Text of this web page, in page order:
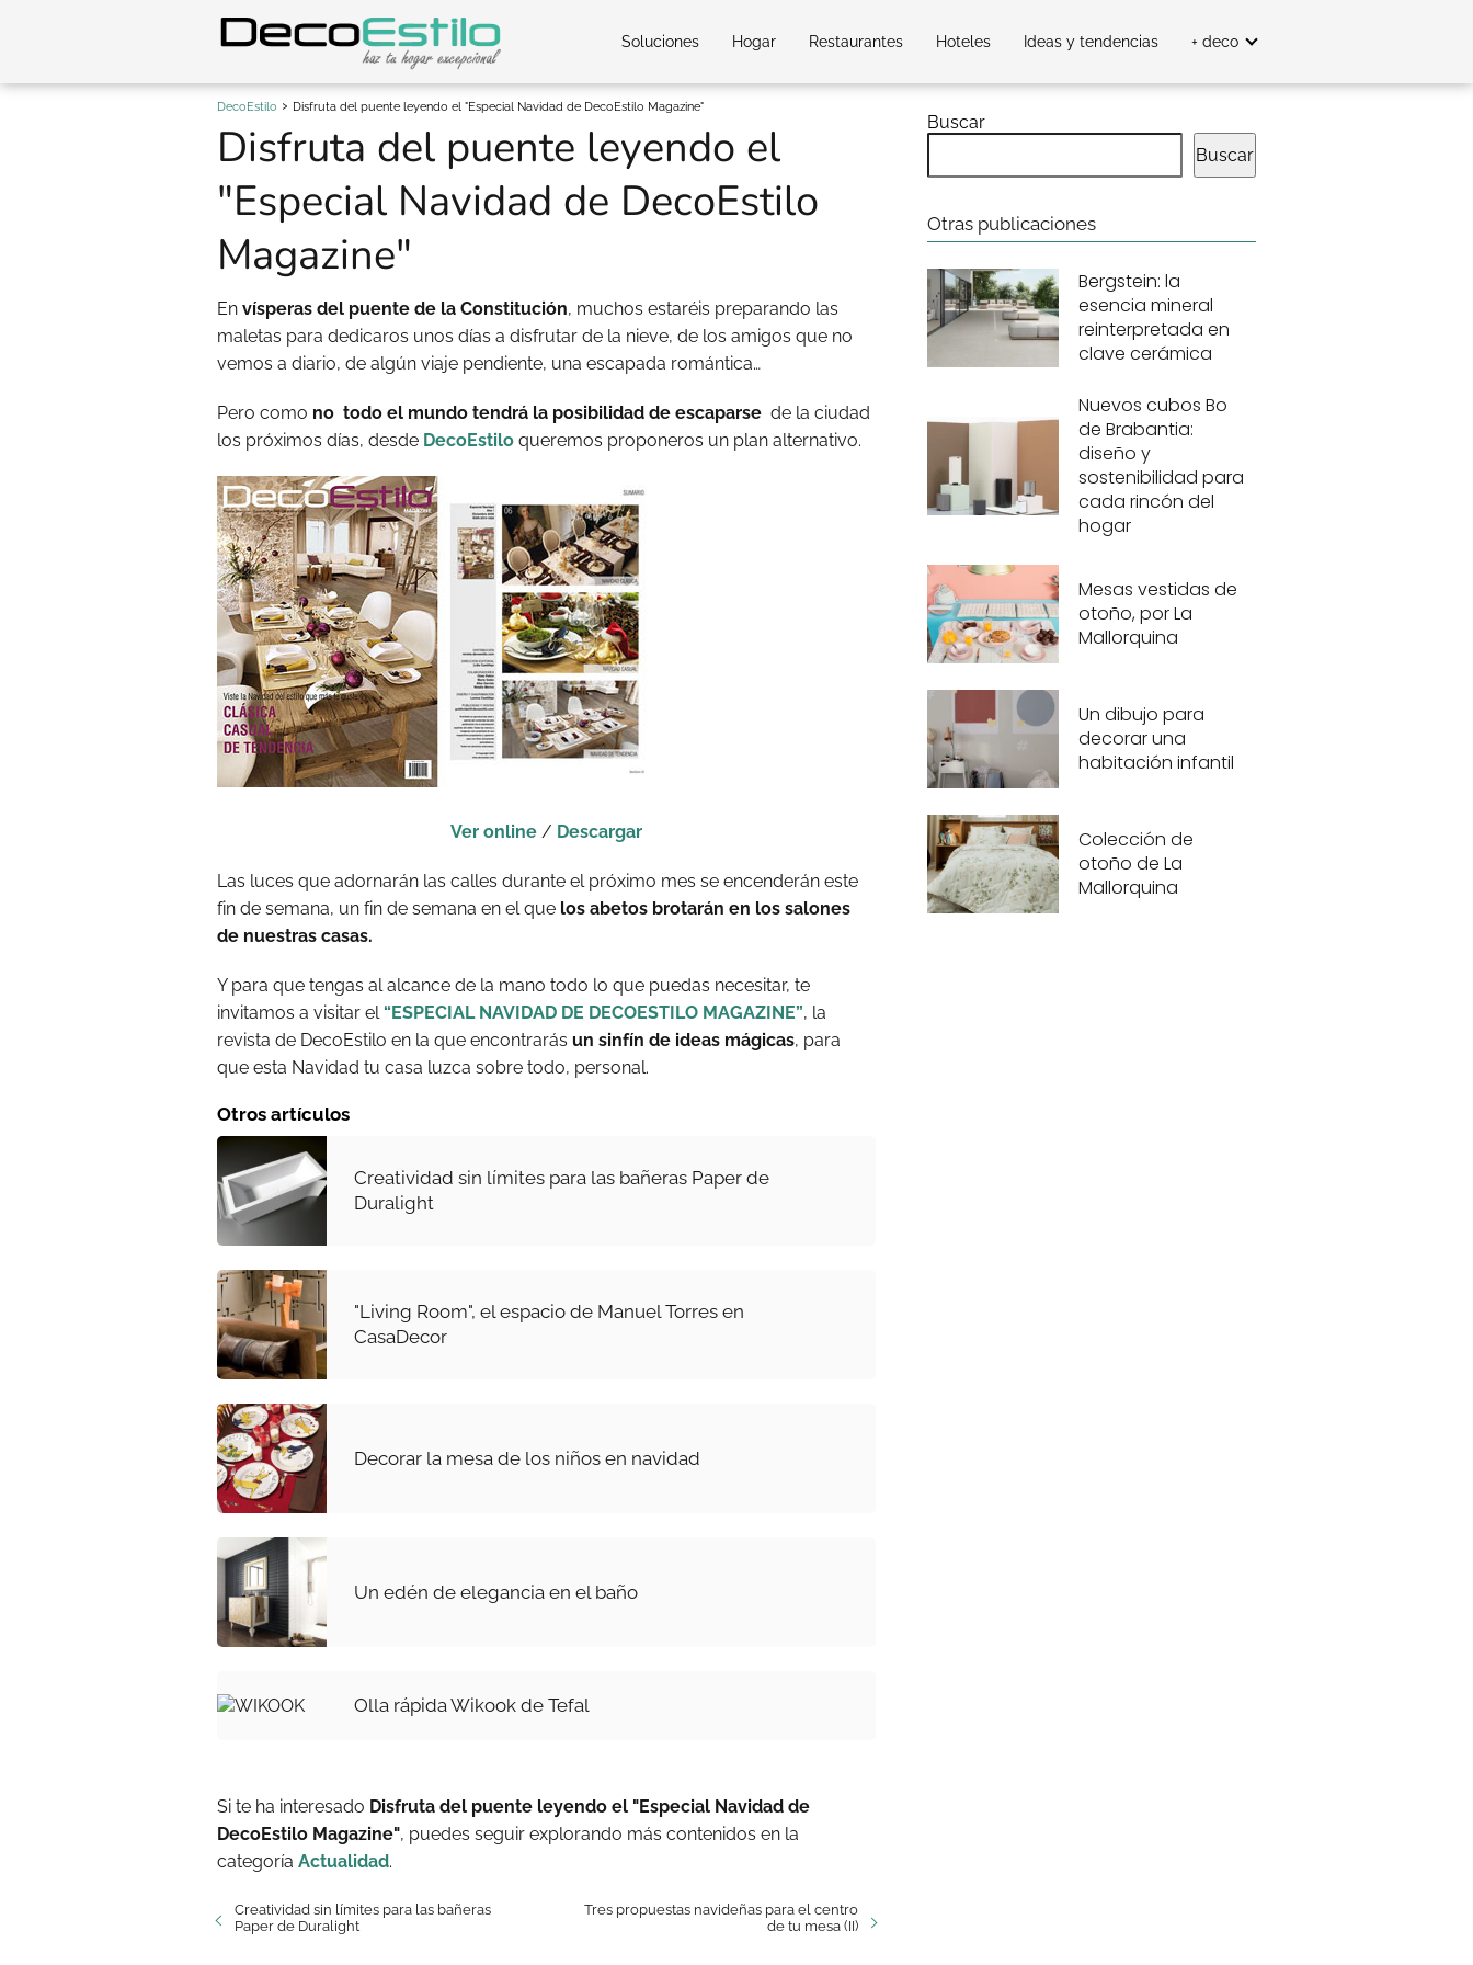
Soluciones Hogar Restaurantes Hoteles Ideas y tendencias + deco
DecoEstilo Disfruta del puente leyendo el "Especial Navidad de DecoEstilo Magazine"
Disfruta del puente leyendo el
"Especial Navidad de DecoEstilo
Magazine"
En vísperas del puente de la Constitución, muchos estaréis preparando las
maletas para dedicaros unos días a disfrutar de la nieve, de los amigos que no
vemos a diario, de algún viaje pendiente, una escapada romántica…
Pero como no todo el mundo tendrá la posibilidad de escaparse de la ciudad
los próximos días, desde DecoEstilo queremos proponeros un plan alternativo.
Ver online / Descargar
Las luces que adornarán las calles durante el próximo mes se encenderán este
fin de semana, un fin de semana en el que los abetos brotarán en los salones
de nuestras casas.
Y para que tengas al alcance de la mano todo lo que puedas necesitar, te
invitamos a visitar el “ESPECIAL NAVIDAD DE DECOESTILO MAGAZINE”, la
revista de DecoEstilo en la que encontrarás un sinfín de ideas mágicas, para
que esta Navidad tu casa luzca sobre todo, personal.
Otros artículos
Creatividad sin límites para las bañeras Paper de
Duralight
"Living Room", el espacio de Manuel Torres en
CasaDecor
Decorar la mesa de los niños en navidad
Un edén de elegancia en el baño
Olla rápida Wikook de Tefal
Si te ha interesado Disfruta del puente leyendo el "Especial Navidad de
DecoEstilo Magazine", puedes seguir explorando más contenidos en la
categoría Actualidad.
Creatividad sin límites para las bañeras
Paper de Duralight
Tres propuestas navideñas para el centro
de tu mesa (II)
Buscar
Buscar
Otras publicaciones
Bergstein: la
esencia mineral
reinterpretada en
clave cerámica
Nuevos cubos Bo
de Brabantia:
diseño y
sostenibilidad para
cada rincón del
hogar
Mesas vestidas de
otoño, por La
Mallorquina
Un dibujo para
decorar una
habitación infantil
Colección de
otoño de La
Mallorquina